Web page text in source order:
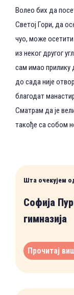
Волео бих да
Светој Гори, да
чуо, може
из неког другог
сам имао прилику
до сада није
благодат
Сматрам да је
такође са собом
Шта очекујем
Софија
гимназија
Прочитај